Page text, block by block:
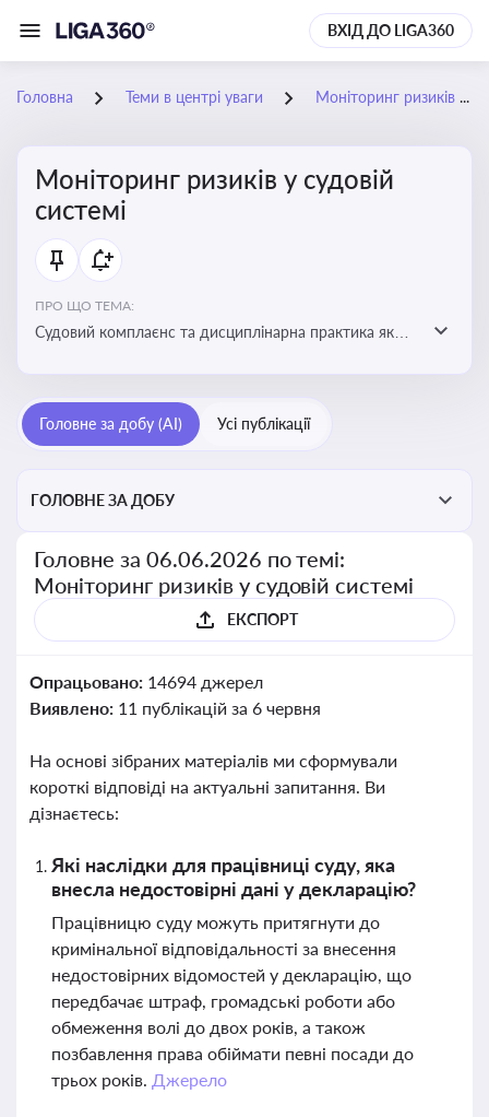
ВХІД ДО LIGA360
Головна Теми в центрі уваги Моніторинг ризиків у судовій системі
Моніторинг ризиків у судовій
системі
ПРО ЩО ТЕМА:
Судовий комплаєнс та дисциплінарна практика як
обґрунтовані рішення під час судових спорів та
комплаєнс-перевірок
Головне за добу (AI) Усі публікації
ГОЛОВНЕ ЗА ДОБУ
Головне за 06.06.2026 по темі:
Моніторинг ризиків у судовій системі
ЕКСПОРТ
Опрацьовано: 14694 джерел
Виявлено: 11 публікацій за 6 червня
На основі зібраних матеріалів ми сформували
короткі відповіді на актуальні запитання. Ви
дізнаєтесь:
Які наслідки для працівниці суду, яка
внесла недостовірні дані у декларацію?
Працівницю суду можуть притягнути до
кримінальної відповідальності за внесення
недостовірних відомостей у декларацію, що
передбачає штраф, громадські роботи або
обмеження волі до двох років, а також
позбавлення права обіймати певні посади до
трьох років. Джерело